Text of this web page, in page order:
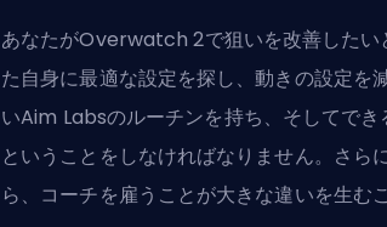
あなたがOverwatch 2で狙いを改善したい
た自身に最適な設定を探し、動きの設定を
いAim Labsのルーチンを持ち、そしてでき
ということをしなければなりません。さら
ら、コーチを雇うことが大きな違いを生む